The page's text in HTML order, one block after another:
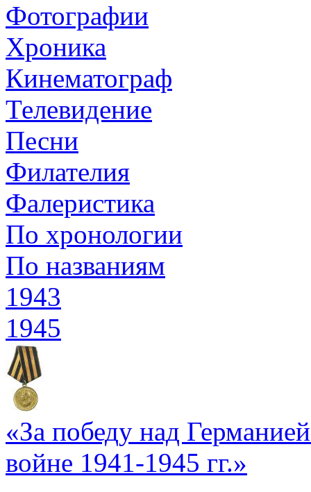
Фотографии
Хроника
Кинематограф
Телевидение
Песни
Филателия
Фалеристика
По хронологии
По названиям
1943
1945
«За победу над
войне 1941-1945 гг.»